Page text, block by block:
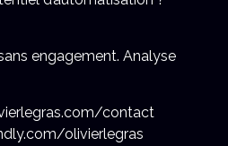
engagement. Analyse
contact
olivierlegras